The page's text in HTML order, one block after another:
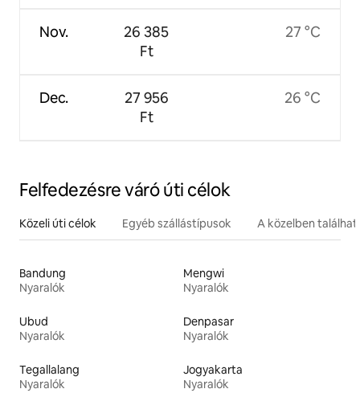
Nov.
Dec.
26 385
Ft
27 956
Ft
27 °C
26 °C
Felfedezésre váró úti célok
Közeli úti célok Egyéb szállástípusok A közelben
Bandung
Nyaralók
Mengwi
Nyaralók
Ubud
Nyaralók
Denpasar
Nyaralók
Tegallalang
Nyaralók
Jogyakarta
Nyaralók